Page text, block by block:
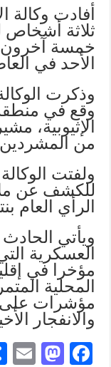
أفادت وكالة
ثلاثة
خمسة آخرون
الأحد في
وذكرت
وقع في
الإثيوبية،
من
ولفتت
للكشف عن
الرأي العام
ويأتي
العسكرية
مؤخرا في
المحلية
مؤشرات على
والانفجار
Fa
M